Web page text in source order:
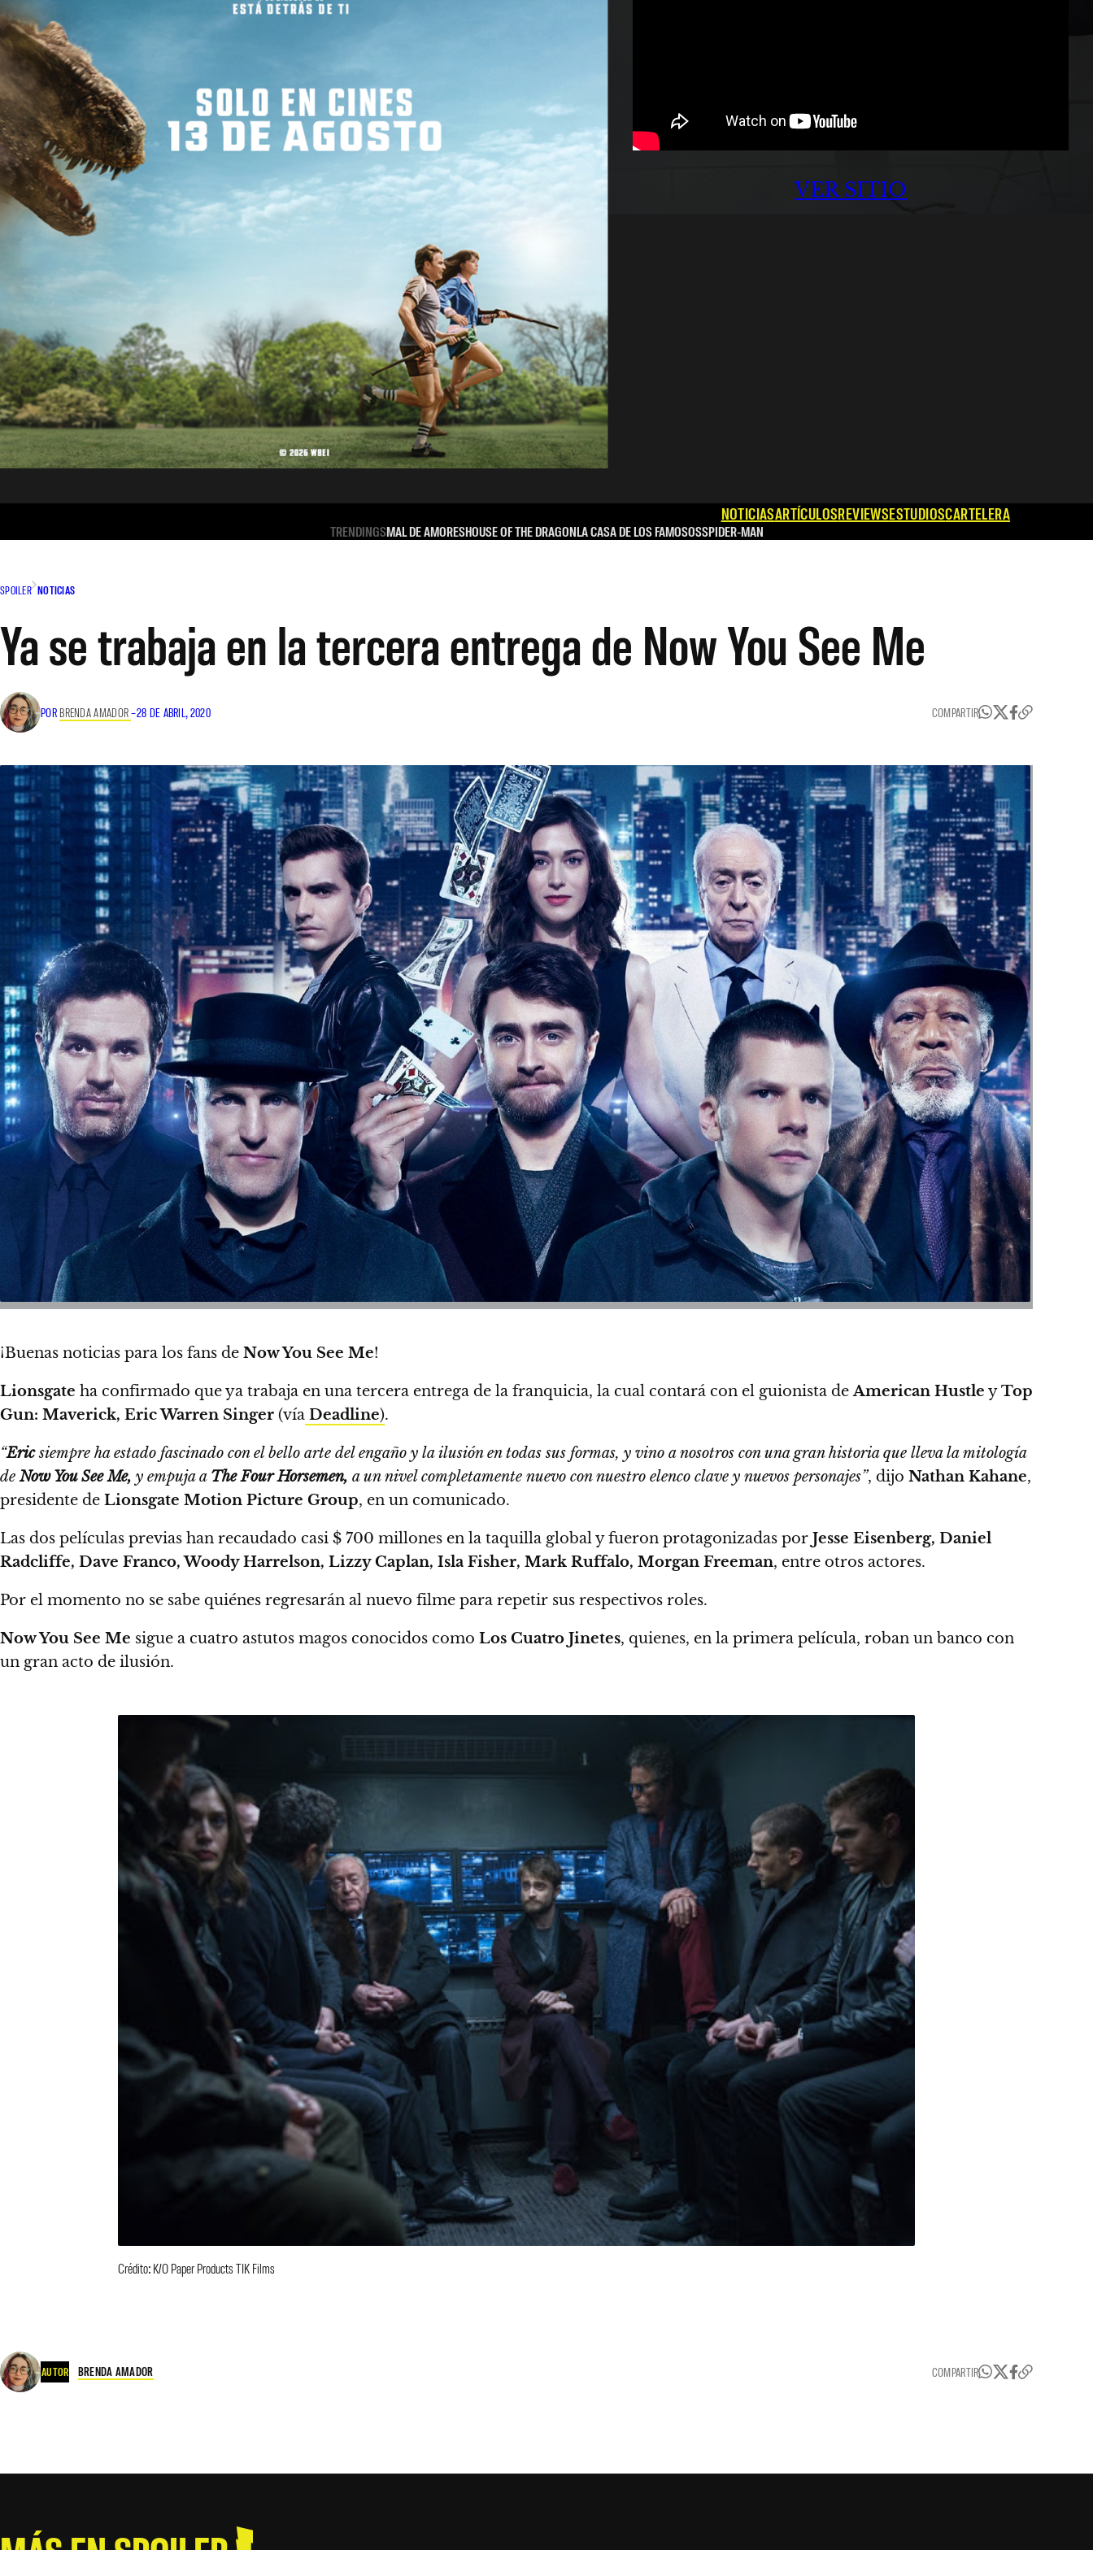
VER SITIO
NOTICIASARTÍCULOSREVIEWSESTUDIOSCARTELERA
TRENDINGSMAL DE AMORESHOUSE OF THE DRAGONLA CASA DE LOS FAMOSOSSPIDER-MAN
SPOILER NOTICIAS
Ya se trabaja en la tercera entrega de Now You See Me
POR BRENDA AMADOR–28 DE ABRIL, 2020 COMPARTIR
¡Buenas noticias para los fans de Now You See Me!
Lionsgate ha confirmado que ya trabaja en una tercera entrega de la franquicia, la cual contará con el guionista deAmerican Hustle yTop
Gun: Maverick, Eric Warren Singer (vía Deadline).
“Ericsiempre ha estado fascinado con el bello arte del engaño y la ilusión en todas sus formas, y vino a nosotros con una gran historia que lleva la mitología
deNow You See Me, y empuja a The Four Horsemen, a un nivel completamente nuevo con nuestro elenco clave y nuevos personajes”, dijo Nathan Kahane,
presidente de Lionsgate Motion Picture Group, en un comunicado.
Las dos películas previas han recaudado casi $ 700 millones en la taquilla global yfueron protagonizadas por Jesse Eisenberg, Daniel
Radcliffe, Dave Franco, Woody Harrelson, Lizzy Caplan, Isla Fisher, Mark Ruffalo, Morgan Freeman, entre otros actores.
Por el momento no se sabe quiénes regresarán al nuevo filme para repetir sus respectivos roles.
Now You See Me sigue a cuatro astutos magos conocidos como Los Cuatro Jinetes, quienes, en la primera película, roban un banco con
un gran acto de ilusión.
Crédito: K/O Paper Products TIK Films
AUTOR BRENDA AMADOR COMPARTIR